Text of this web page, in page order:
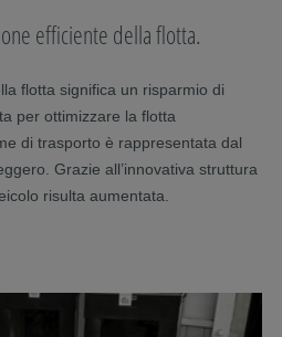
efficiente della flotta.
flotta significa un risparmio di
per ottimizzare la flotta
di trasporto è rappresentata dal
Grazie all’innovativa struttura
risulta aumentata.